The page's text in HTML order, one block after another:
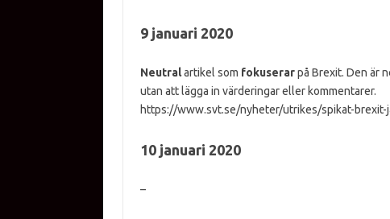
9 januari 2020
Neutralartikel som fokuserarpå Brexit. Den är
utan att lägga in värderingar eller kommentarer.
https://www.svt.se/nyheter/utrikes/spikat-brexit-
10 januari 2020
–